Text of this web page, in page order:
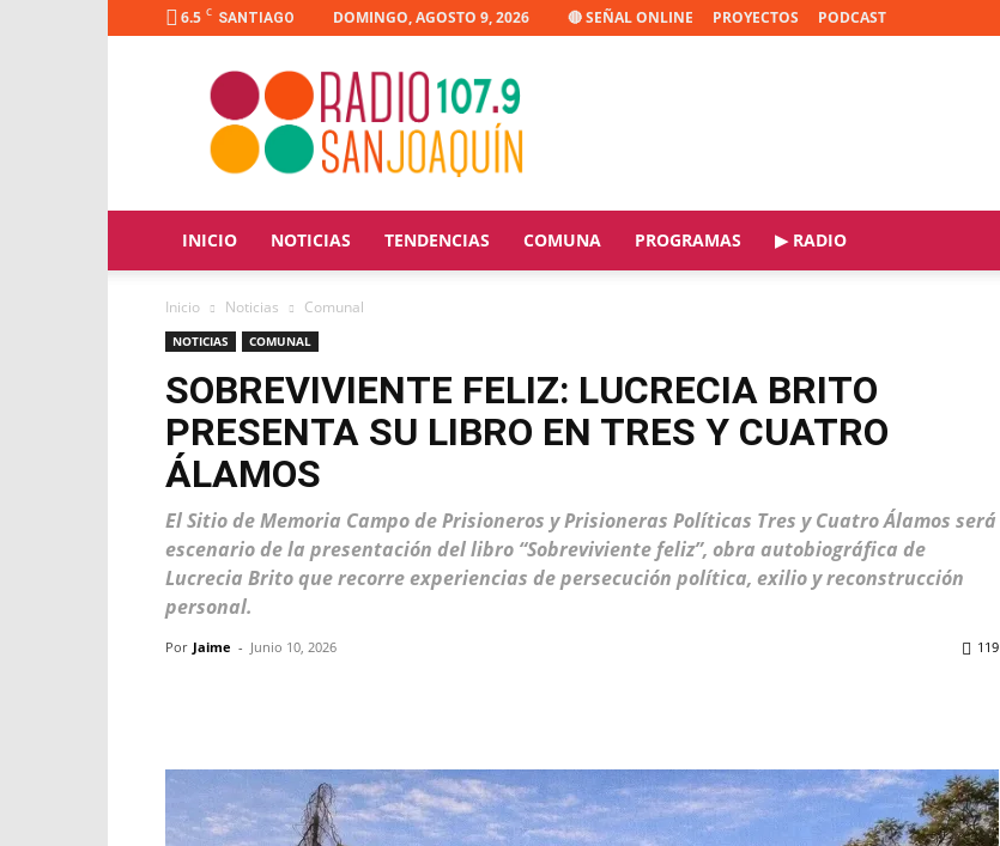
6.5 C SANTIAGO DOMINGO, AGOSTO 9, 2026 🔴 SEÑAL ONLINE PROYECTOS PODCAST
Radio
Joaquín
INICIO NOTICIAS TENDENCIAS COMUNA PROGRAMAS ▶ RADIO
Inicio Noticias Comunal
NOTICIAS COMUNAL
SOBREVIVIENTE FELIZ: LUCRECIA BRITO
PRESENTA SU LIBRO EN TRES Y CUATRO
ÁLAMOS
El Sitio de Memoria Campo de Prisioneros y Prisioneras Políticas Tres y Cuatro Álamos será
escenario de la presentación del libro “Sobreviviente feliz”, obra autobiográfica de
Lucrecia Brito que recorre experiencias de persecución política, exilio y reconstrucción
personal.
Por Jaime - Junio 10, 2026 119